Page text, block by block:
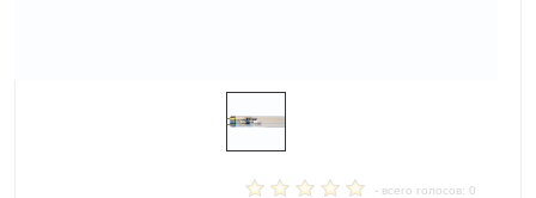
- всего голосов: 0